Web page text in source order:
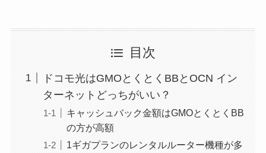
目次
ドコモ光はGMOとくとくBBとOCN イン
ターネットどっちがいい？
キャッシュバック金額はGMOとくとくBB
の方が高額
1ギガプランのレンタルルーター機種が多